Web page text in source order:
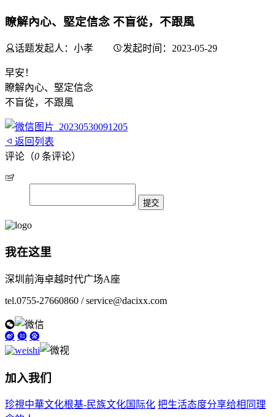
瞭解內心、堅定信念 不盲從，不跟風
话题发起人：小孝 发起时间：2023-05-29
早安！
瞭解內心、堅定信念
不盲從，不跟風
返回列表
评论（0 条评论）
我在这里
深圳前海卓越时代广场A座
tel.0755-27660860 / service@dacixx.com
加入我们
珍視中華文化根基-民族文化国际化 把生活态度分享给相同理